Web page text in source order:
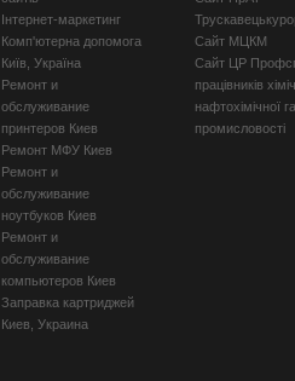
Інтернет-маркетинг
Комп'ютерна допомога
Київ, Україна
Ремонт и
обслуживание
принтеров Киев
Ремонт МФУ Киев
Ремонт и
обслуживание
ноутбуков Киев
Ремонт и
обслуживание
компьютеров Киев
Заправка картриджей
Киев, Украина
Сайт МЦКМ
Сайт ЦР
працівників
нафтохімічної
промисловості